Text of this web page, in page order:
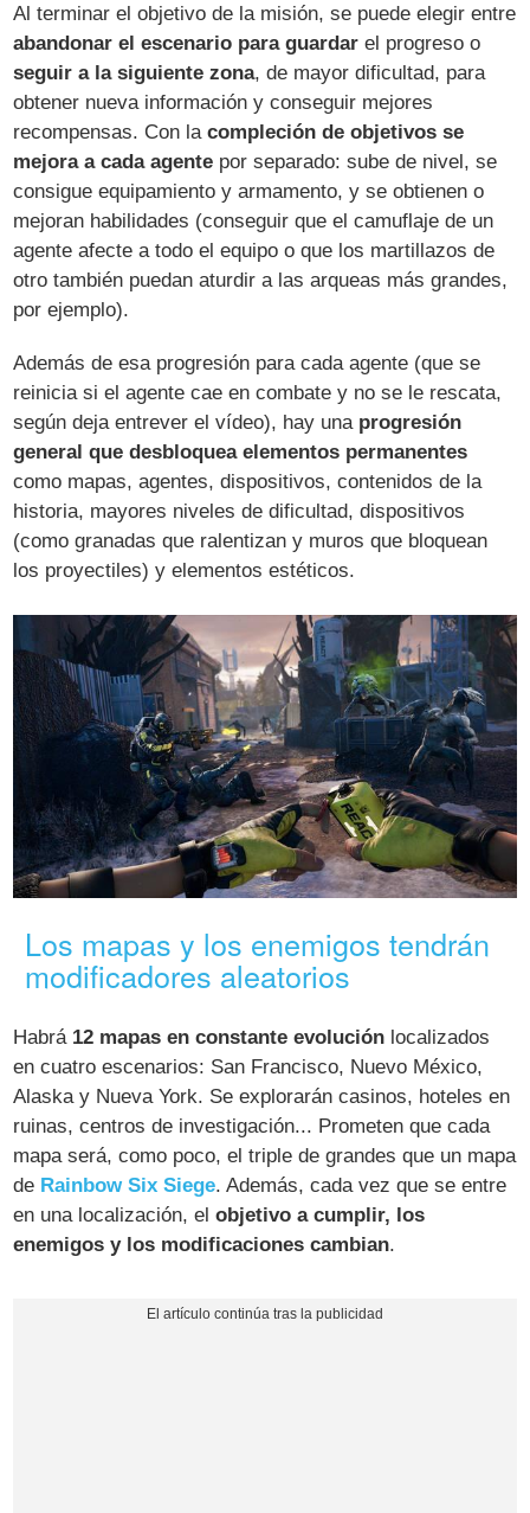
Al terminar el objetivo de la misión, se puede elegir entre
abandonar el escenario para guardar el progreso o
seguir a la siguiente zona, de mayor dificultad, para
obtener nueva información y conseguir mejores
recompensas. Con lacompleción de objetivos se
mejora a cada agente por separado: sube de nivel, se
consigue equipamiento y armamento, y se obtienen o
mejoran habilidades (conseguir que el camuflaje de un
agente afecte a todo el equipo o que los martillazos de
otro también puedan aturdir a las arqueas más grandes,
por ejemplo).
Además de esa progresión para cada agente (que se
reinicia si el agente cae en combate y no se le rescata,
según deja entrever el vídeo), hay una progresión
general que desbloquea elementos permanentes
como mapas, agentes, dispositivos, contenidos de la
historia, mayores niveles de dificultad, dispositivos
(como granadas que ralentizan y muros que bloquean
los proyectiles) y elementos estéticos.
Los mapas y los enemigos tendrán
modificadores aleatorios
Habrá 12 mapas en constante evolución localizados
en cuatro escenarios: San Francisco, Nuevo México,
Alaska y Nueva York. Se explorarán casinos, hoteles en
ruinas, centros de investigación... Prometen que cada
mapa será, como poco, el triple de grandes que un mapa
de Rainbow Six Siege. Además, cada vez que se entre
en una localización, elobjetivo a cumplir, los
enemigos y los modificaciones cambian.